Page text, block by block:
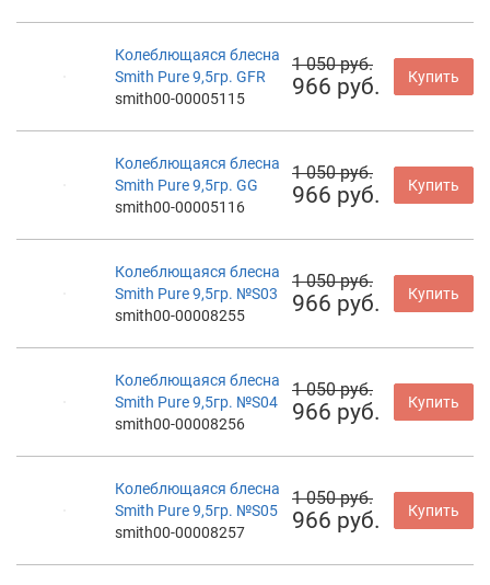
Колеблющаяся блесна
Smith Pure 9,5гр. GFR
smith00-00005115
1 050 руб.
966 руб. Купить
Колеблющаяся блесна
Smith Pure 9,5гр. GG
smith00-00005116
1 050 руб.
966 руб. Купить
Колеблющаяся блесна
Smith Pure 9,5гр. №S03
smith00-00008255
1 050 руб.
966 руб. Купить
Колеблющаяся блесна
Smith Pure 9,5гр. №S04
smith00-00008256
1 050 руб.
966 руб. Купить
Колеблющаяся блесна
Smith Pure 9,5гр. №S05
smith00-00008257
1 050 руб.
966 руб. Купить